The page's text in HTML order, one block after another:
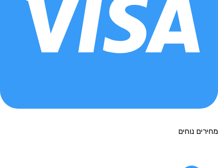
נוחים